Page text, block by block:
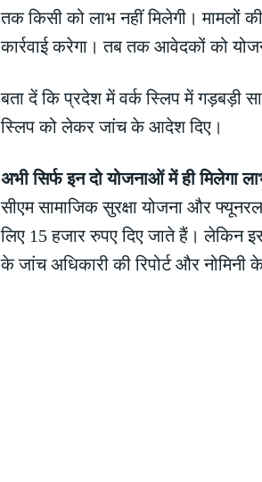
तक किसी को लाभ नहीं मिलेगी। मामलों
कार्रवाई करेगा। तब तक आवेदकों को
बता दें कि प्रदेश में वर्क स्लिप में गड़बड़ी
स्लिप को लेकर जांच के आदेश दिए।
अभी सिर्फ इन दो योजनाओं में ही मिलेगा
सीएम सामाजिक सुरक्षा योजना और
लिए 15 हजार रुपए दिए जाते हैं। लेकिन
के जांच अधिकारी की रिपोर्ट और नोमिनी